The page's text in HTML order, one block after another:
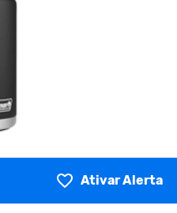
Ativar Alerta